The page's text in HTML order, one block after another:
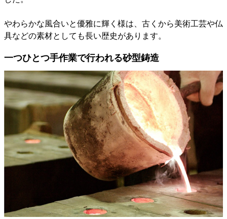
やわらかな風合いと優雅に輝く様は、古くから美術工芸や仏
具などの素材としても長い歴史があります。
一つひとつ手作業で行われる砂型鋳造